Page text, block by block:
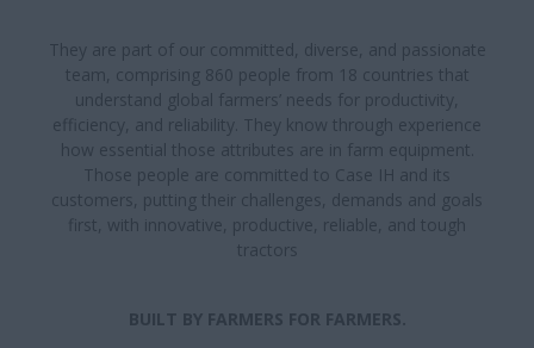
They are part of our committed, diverse, and passionate
team, comprising 860 people from 18 countries that
understand global farmers’ needs for productivity,
efficiency, and reliability. They know through experience
how essential those attributes are in farm equipment.
Those people are committed to Case IH and its
customers, putting their challenges, demands and goals
first, with innovative, productive, reliable, and tough
tractors
BUILT BY FARMERS FOR FARMERS.